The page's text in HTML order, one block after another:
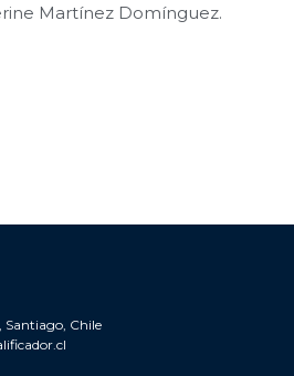
Martínez Domínguez.
Santiago, Chile